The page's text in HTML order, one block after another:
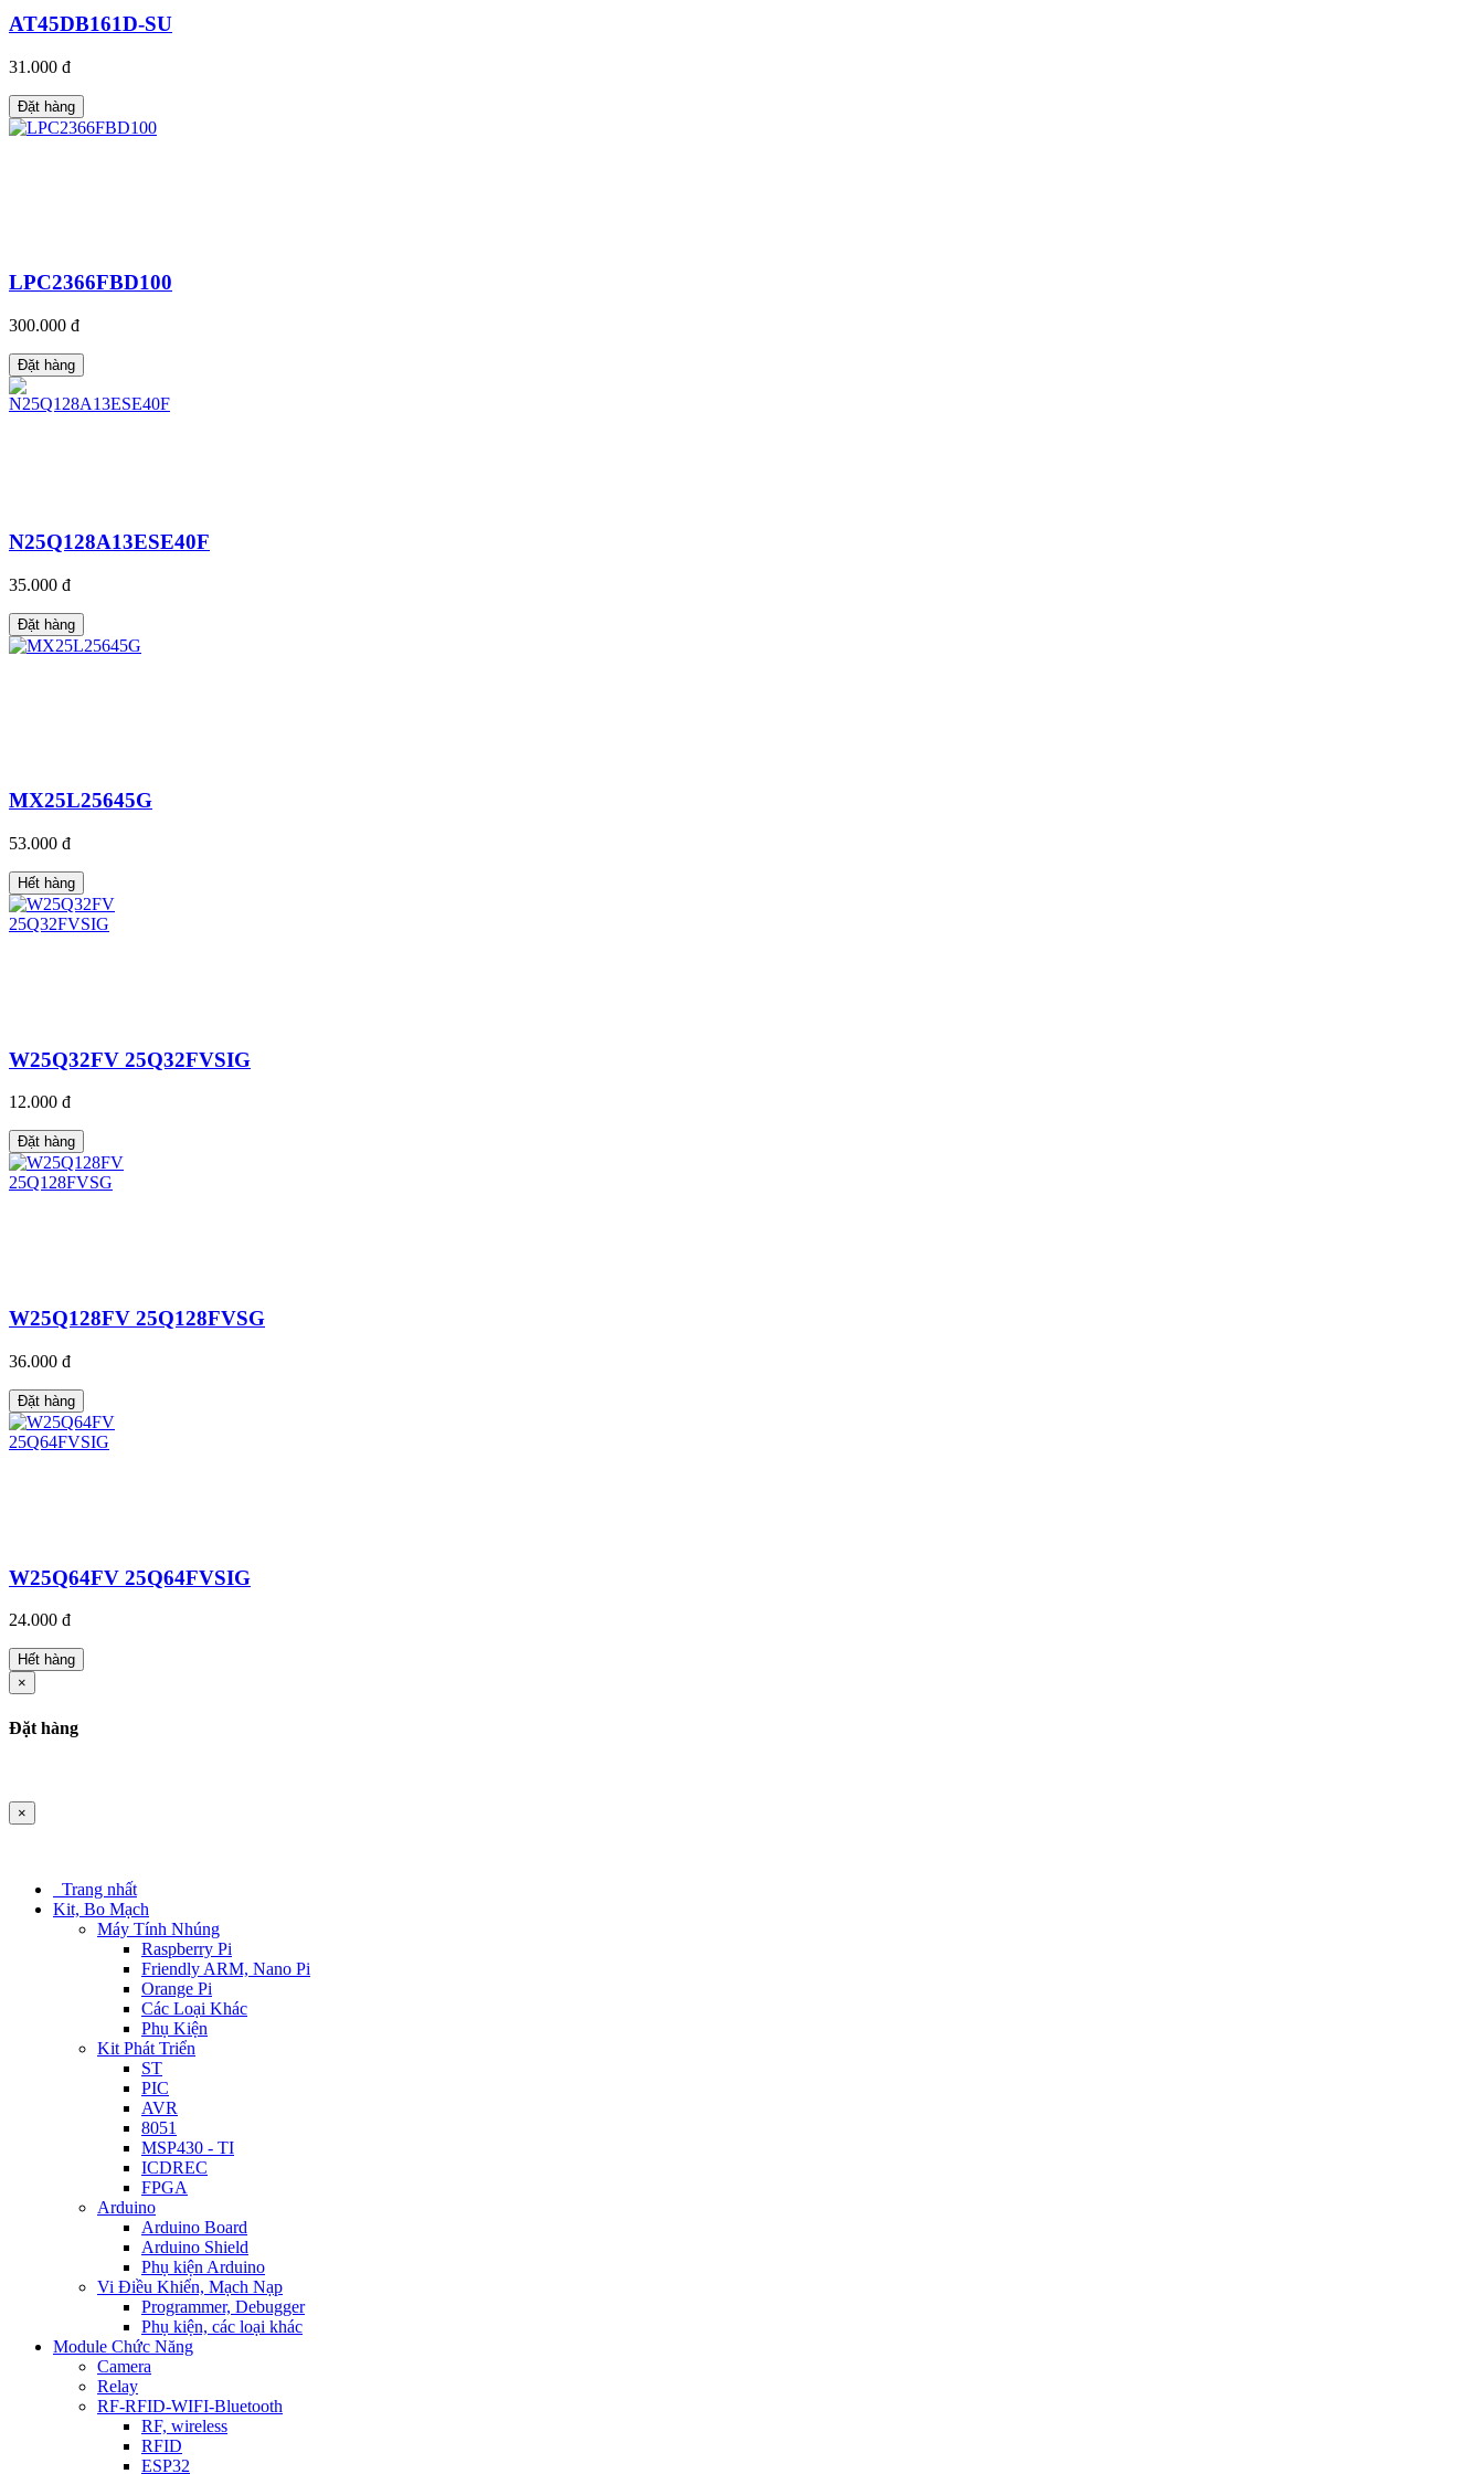
AT45DB161D-SU
31.000 đ
Đặt hàng
LPC2366FBD100
300.000 đ
Đặt hàng
N25Q128A13ESE40F
35.000 đ
Đặt hàng
MX25L25645G
53.000 đ
Hết hàng
W25Q32FV 25Q32FVSIG
12.000 đ
Đặt hàng
W25Q128FV 25Q128FVSG
36.000 đ
Đặt hàng
W25Q64FV 25Q64FVSIG
24.000 đ
Hết hàng
×
Đặt hàng
×
Trang nhất
Kit, Bo Mạch
Máy Tính Nhúng
Raspberry Pi
Friendly ARM, Nano Pi
Orange Pi
Các Loại Khác
Phụ Kiện
Kit Phát Triển
ST
PIC
AVR
8051
MSP430 - TI
ICDREC
FPGA
Arduino
Arduino Board
Arduino Shield
Phụ kiện Arduino
Vi Điều Khiển, Mạch Nạp
Programmer, Debugger
Phụ kiện, các loại khác
Module Chức Năng
Camera
Relay
RF-RFID-WIFI-Bluetooth
RF, wireless
RFID
ESP32